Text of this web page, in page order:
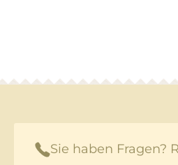
Sie haben Fragen?